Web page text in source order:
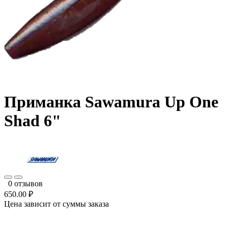
Приманка Sawamura Up One
Shad 6"
0 отзывов
650.00 ₽
Цена зависит от суммы заказа